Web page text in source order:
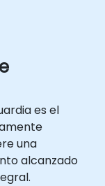
es el
una
alcanzado